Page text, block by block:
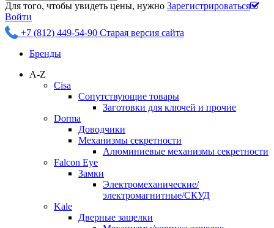
Для того, чтобы увидеть цены, нужно Зарегистрироваться
Войти
+7 (812) 449-54-90 Старая версия сайта
Бренды
A-Z
Cisa
Сопутствующие товары
Заготовки для ключей и прочие
Dorma
Доводчики
Механизмы секретности
Алюминиевые механизмы секретности
Falcon Eye
Замки
Электромеханические/
электромагнитные/СКУД
Kale
Дверные защелки